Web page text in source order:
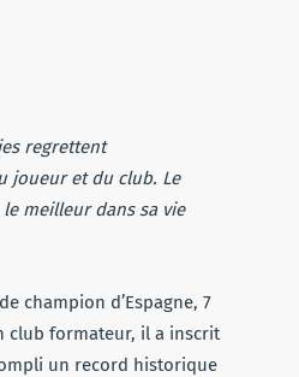
regrettent
joueur et du club. Le
meilleur dans sa vie
champion d’Espagne, 7
club formateur, il a inscrit
un record historique